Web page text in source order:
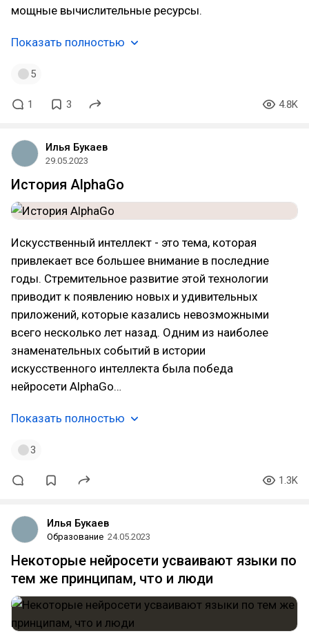
мощные вычислительные ресурсы.
Показать полностью
5
1 3 4.8K
Илья Букаев
29.05.2023
История AlphaGo
Искусственный интеллект - это тема, которая
привлекает все большее внимание в последние
годы. Стремительное развитие этой технологии
приводит к появлению новых и удивительных
приложений, которые казались невозможными
всего несколько лет назад. Одним из наиболее
знаменательных событий в истории
искусственного интеллекта была победа
нейросети AlphaGo…
Показать полностью
3
1.3K
Илья Букаев
Образование 24.05.2023
Некоторые нейросети усваивают языки по
тем же принципам, что и люди